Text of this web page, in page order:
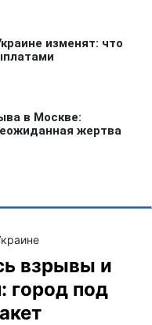
взрывы и
город под